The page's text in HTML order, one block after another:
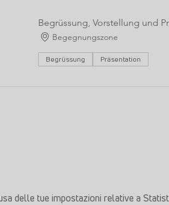
Begrüssung, Vorstellung und
Begegnungszone
Begrüssung Präsentation
delle tue impostazioni relative a